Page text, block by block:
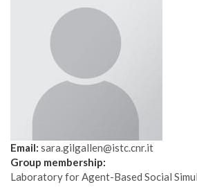
Email: sara.gilgallen@istc.cnr.it
Group membership:
Laboratory for Agent-Based Social